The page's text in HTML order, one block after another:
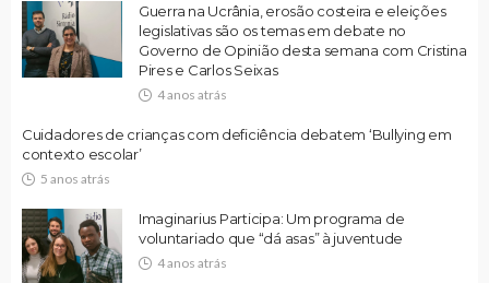
Guerra na Ucrânia, erosão costeira e eleições
legislativas são os temas em debate no
Governo de Opinião desta semana com Cristina
Pires e Carlos Seixas
4 anos atrás
Cuidadores de crianças com deficiência debatem ‘Bullying em
contexto escolar’
5 anos atrás
Imaginarius Participa: Um programa de
voluntariado que “dá asas” à juventude
4 anos atrás